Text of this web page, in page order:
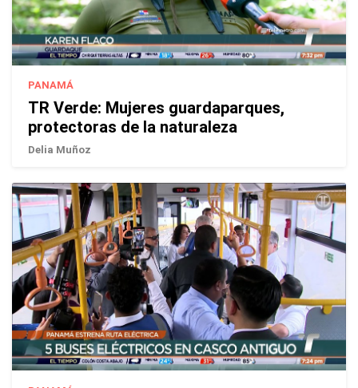
PANAMÁ
TR Verde: Mujeres guardaparques,
protectoras de la naturaleza
Delia Muñoz